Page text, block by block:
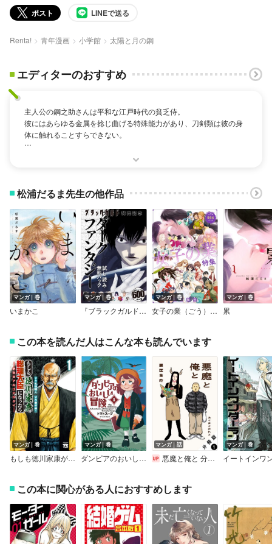
ポスト LINEで送る
Renta! 青年漫画 小学館 太陽と月の鋼
エディターのおすすめ
主人公の鋼之助さんは平和な江戸時代の貧乏侍。
彼にはあらゆる金属を捻じ曲げる特殊能力があり、刀剣類は彼の身
体に触れることすらできない。
結構なチート能力だと思うのですけど、これが自分の意思とは無関
侍なのに刀に触れず、ヒゲを剃ろうにもカミソリすら使えない。
らありつけない始末。
斬り合いともなれば頼もしいはずの能力が日常生活に仇をなす悲し
さ…。
鋼之助さんは自らの能力を呪い、自己嫌悪に苛まれます。
ですが、そんな鋼之助さんは思いもがけず絶世の美女・月さんを妻
に迎えることに…。
思い悩む鋼之助さんに寄り添う月さんの優しさ、健気さが心に沁み
語にグイグイ引き込まれる良作です。
（編集：山科｜作成日：2023/09/27）
松浦だるま先生の他作品
マンガ｜巻
いまかこ
マンガ｜巻
『ブラックガルド』発売記念 ダークファンタジー 試し読み無料パック
マンガ｜巻
女子の業（ごう）特集～試し読み無料パック
マンガ｜巻
累
この本を読んだ人はこんな本も読んでいます
マンガ｜巻
もしも徳川家康が総理大臣になったら―絶東のアルゴナウタイ―
マンガ｜巻
ダンピアのおいしい冒険
マンガ｜話
悪魔と俺と 分冊版
マンガ｜巻
この本に関心がある人におすすめします